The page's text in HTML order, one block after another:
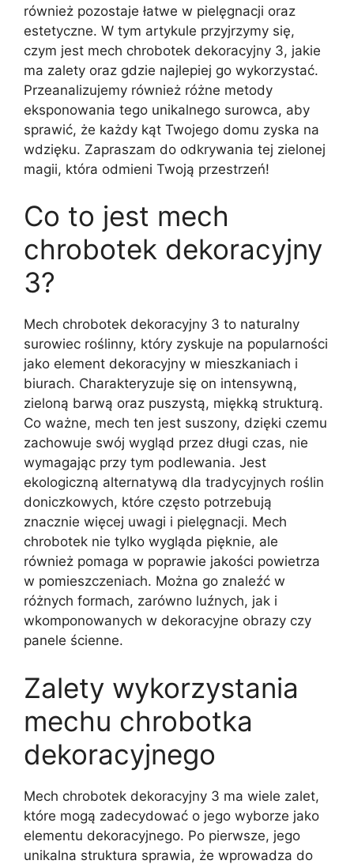
również pozostaje łatwe w pielęgnacji oraz
estetyczne. W tym artykule przyjrzymy się,
czym jest mech chrobotek dekoracyjny 3, jakie
ma zalety oraz gdzie najlepiej go wykorzystać.
Przeanalizujemy również różne metody
eksponowania tego unikalnego surowca, aby
sprawić, że każdy kąt Twojego domu zyska na
wdzięku. Zapraszam do odkrywania tej zielonej
magii, która odmieni Twoją przestrzeń!
Co to jest mech
chrobotek dekoracyjny
3?
Mech chrobotek dekoracyjny 3 to naturalny
surowiec roślinny, który zyskuje na popularności
jako element dekoracyjny w mieszkaniach i
biurach. Charakteryzuje się on intensywną,
zieloną barwą oraz puszystą, miękką strukturą.
Co ważne, mech ten jest suszony, dzięki czemu
zachowuje swój wygląd przez długi czas, nie
wymagając przy tym podlewania. Jest
ekologiczną alternatywą dla tradycyjnych roślin
doniczkowych, które często potrzebują
znacznie więcej uwagi i pielęgnacji. Mech
chrobotek nie tylko wygląda pięknie, ale
również pomaga w poprawie jakości powietrza
w pomieszczeniach. Można go znaleźć w
różnych formach, zarówno luźnych, jak i
wkomponowanych w dekoracyjne obrazy czy
panele ścienne.
Zalety wykorzystania
mechu chrobotka
dekoracyjnego
Mech chrobotek dekoracyjny 3 ma wiele zalet,
które mogą zadecydować o jego wyborze jako
elementu dekoracyjnego. Po pierwsze, jego
unikalna struktura sprawia, że wprowadza do